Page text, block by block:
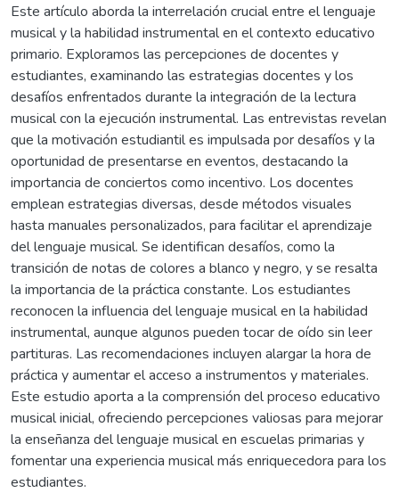
Este artículo aborda la interrelación crucial entre el lenguaje
musical y la habilidad instrumental en el contexto educativo
primario. Exploramos las percepciones de docentes y
estudiantes, examinando las estrategias docentes y los
desafíos enfrentados durante la integración de la lectura
musical con la ejecución instrumental. Las entrevistas revelan
que la motivación estudiantil es impulsada por desafíos y la
oportunidad de presentarse en eventos, destacando la
importancia de conciertos como incentivo. Los docentes
emplean estrategias diversas, desde métodos visuales
hasta manuales personalizados, para facilitar el aprendizaje
del lenguaje musical. Se identifican desafíos, como la
transición de notas de colores a blanco y negro, y se resalta
la importancia de la práctica constante. Los estudiantes
reconocen la influencia del lenguaje musical en la habilidad
instrumental, aunque algunos pueden tocar de oído sin leer
partituras. Las recomendaciones incluyen alargar la hora de
práctica y aumentar el acceso a instrumentos y materiales.
Este estudio aporta a la comprensión del proceso educativo
musical inicial, ofreciendo percepciones valiosas para mejorar
la enseñanza del lenguaje musical en escuelas primarias y
fomentar una experiencia musical más enriquecedora para los
estudiantes.